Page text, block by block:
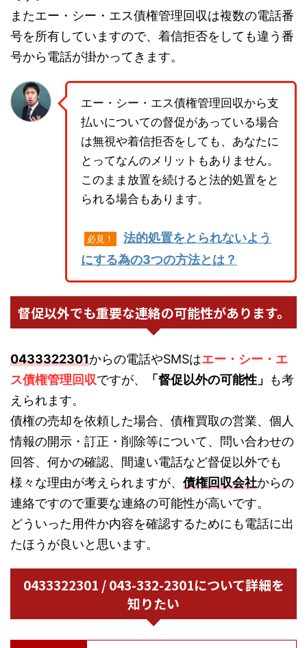
またエー・シー・エス債権管理回収は複数の電話番
号を所有していますので、着信拒否をしても違う番
号から電話が掛かってきます。
エー・シー・エス債権管理回収から支
払いについての督促があっている場合
は無視や着信拒否をしても、あなたに
とってなんのメリットもありません。
このまま放置を続けると法的処置をと
られる場合もあります。
必見！
法的処置をとられないよう
にする為の3つの方法とは？
督促以外でも重要な連絡の可能性があります。
0433322301からの電話やSMSはエー・シー・エ
ス債権管理回収ですが、 「督促以外の可能性」
も考
えられます。
債権の売却を依頼した場合、債権買取の営業、個人
情報の開示・訂正・削除等について、問い合わせの
回答、何かの確認、間違い電話など督促以外でも
様々な理由が考えられますが、 債権回収会社からの
連絡ですので重要な連絡の可能性が高いです。
どういった用件か内容を確認するためにも電話に出
たほうが良いと思います。
0433322301 / 043-332-2301について詳細を
知りたい